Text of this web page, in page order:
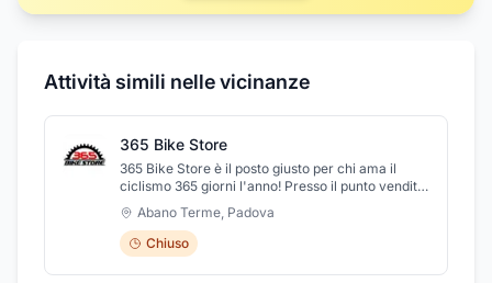
Attività simili nelle vicinanze
365 Bike Store
365 Bike Store è il posto giusto per chi ama il
ciclismo 365 giorni l'anno! Presso il punto vendita
a Abano Terme (PD) in Via Armando Diaz, 17 è
possibile acquistare bici delle migliori marche e
accessori di altissima qualità. Dispone di officina
interna per la riparazione e l'assistenza post
vendita.
Abano Terme, Padova
Chiuso